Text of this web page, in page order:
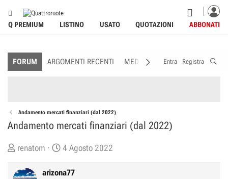
Q PREMIUM LISTINO USATO QUOTAZIONI ABBONATI
FORUM ARGOMENTI RECENTI MEDIA MEMBRI
Entra Registra
Andamento mercati finanziari (dal 2022)
Andamento mercati finanziari (dal 2022)
C
e
renatom
D
t
4 Agosto 2022
arizona77